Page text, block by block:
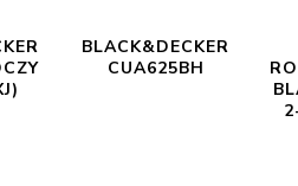
BLACK&DECKER
CUA625BH